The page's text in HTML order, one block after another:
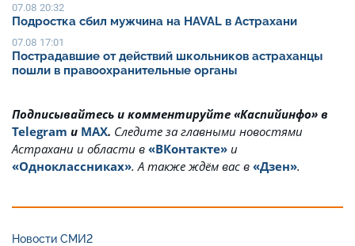
07.08 20:32
Подростка сбил мужчина на HAVAL в Астрахани
07.08 17:01
Пострадавшие от действий школьников астраханцы
пошли в правоохранительные органы
Подписывайтесь и комментируйте «Каспийинфо» в
Telegram и MAX. Cледите за главными новостями
Астрахани и области в «ВКонтакте» и
«Одноклассниках». А также ждём вас в «Дзен».
Новости СМИ2